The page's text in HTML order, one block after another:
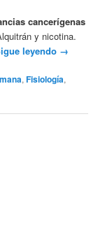
cancerígenas
y nicotina.
leyendo →
,Fisiología,